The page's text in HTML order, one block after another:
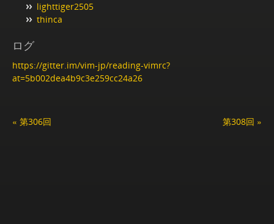
lighttiger2505
thinca
ログ
https://gitter.im/vim-jp/reading-vimrc?
at=5b002dea4b9c3e259cc24a26
« 第306回 第308回 »